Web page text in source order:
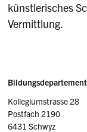
künstlerisches
Vermittlung.
Sidebar
Adresse
Bildungsdepartement
Kollegiumstrasse 28
Postfach 2190
6431 Schwyz